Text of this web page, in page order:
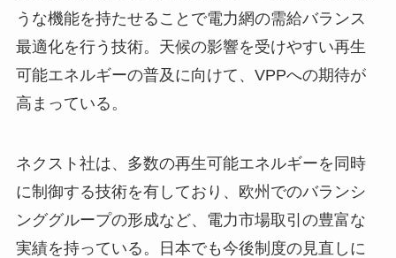
うな機能を持たせることで電力網の需給バランス
最適化を行う技術。天候の影響を受けやすい再生
可能エネルギーの普及に向けて、VPPへの期待が
高まっている。
ネクスト社は、多数の再生可能エネルギーを同時
に制御する技術を有しており、欧州でのバランシ
ンググループの形成など、電力市場取引の豊富な
実績を持っている。日本でも今後制度の見直しに